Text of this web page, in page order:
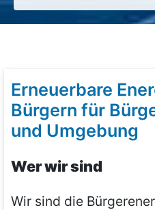
Erneuerbare
Bürgern für
und Umgebung
Wer wir sind
Wir sind die